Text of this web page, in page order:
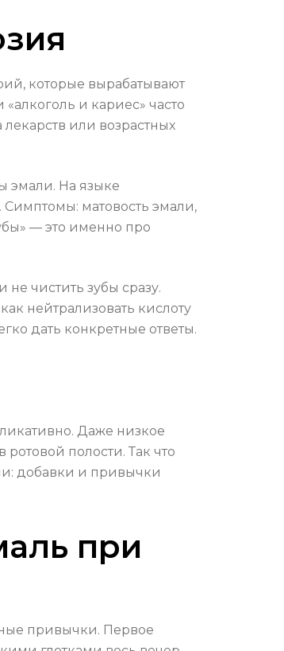
которые вырабатывают
и кариес» часто
или возрастных
эмали. На языке
Симптомы: матовость эмали,
— это именно про
чистить зубы сразу.
нейтрализовать кислоту
дать конкретные ответы.
Даже низкое
полости. Так что
добавки и привычки
при
привычки. Первое